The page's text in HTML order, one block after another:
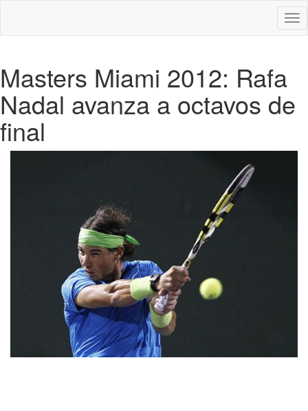
Masters Miami 2012: Rafa
Nadal avanza a octavos de
final